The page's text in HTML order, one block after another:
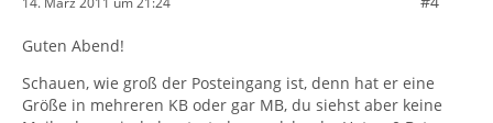
Guten Abend!
Schauen, wie groß der Posteingang ist, denn hat er eine
Größe in mehreren KB oder gar MB, du siehst aber keine